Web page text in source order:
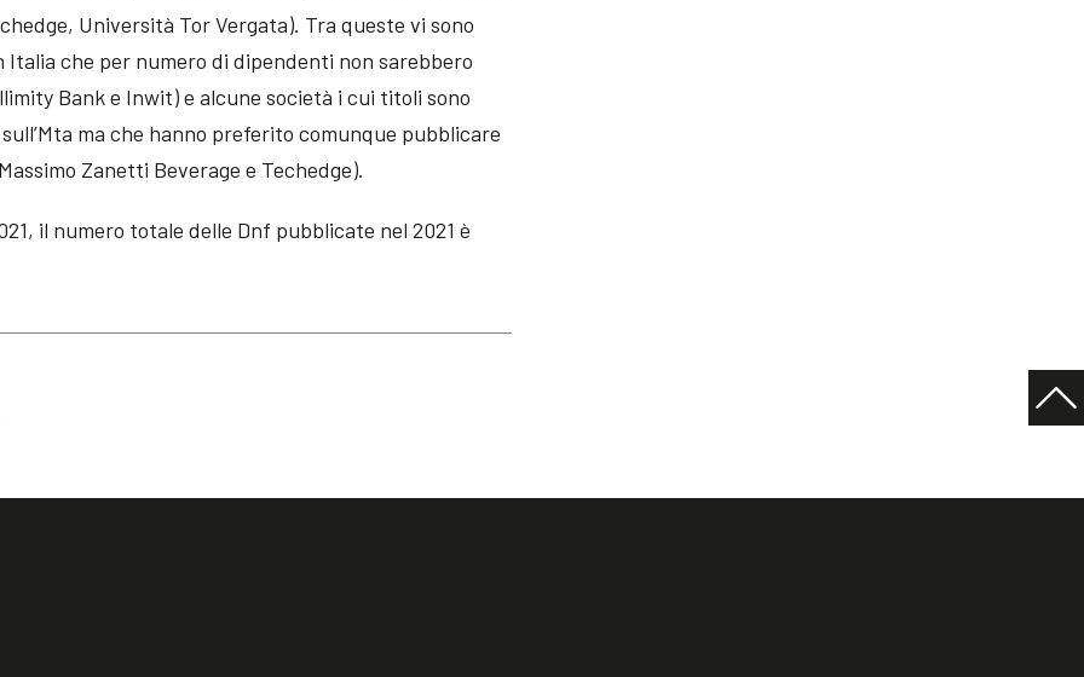
Università Tor Vergata). Tra queste vi sono
che per numero di dipendenti non sarebbero
Bank e Inwit) e alcune società i cui titoli sono
ma che hanno preferito comunque pubblicare
Zanetti Beverage e Techedge).
il numero totale delle Dnf pubblicate nel 2021 è